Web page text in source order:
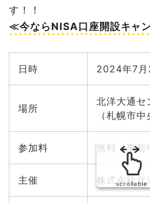
す！！
≪今ならNISA口座開設キャ
日時 2024年7月
場所
北洋大通セ
（札幌市
参加料 無料（事前
主催 株式会社北
scrollable